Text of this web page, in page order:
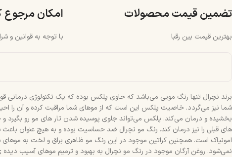
تضمین قیمت محصولات
بهترین قیمت بین رقبا
امکان
با توجه به قوانین و
برند نچرال تنها رنگ مویی می‌باشد که حاوی پلکس بوده که یک تکنولوژی
شما نیز می‌گردد. خاصیت پلکس این است که از موهای شما مراقبت کرده و آن را
های قبلی را نیز درمان کند. رنگ مو نچرال ضد حساسیت بوده و به هیچ عنوان
امونیاک است. همچنین کراتین موجود در این رنگ مو ظاهری براق و لخت به
نمی‌شود. روغن آرگان موجود در رنگ مو نچرال به بهبود و ترمیم موهای آسیب